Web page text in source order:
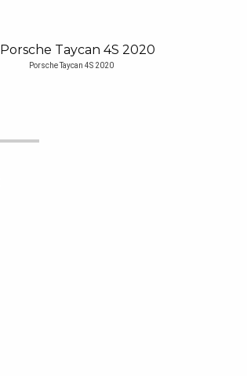
Porsche Taycan 4S 2020